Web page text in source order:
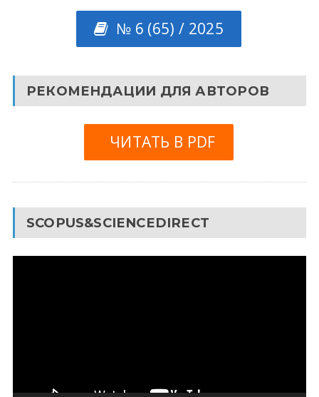
№ 6 (65) / 2025
РЕКОМЕНДАЦИИ ДЛЯ АВТОРОВ
ЧИТАТЬ В PDF
SCOPUS&SCIENCEDIRECT